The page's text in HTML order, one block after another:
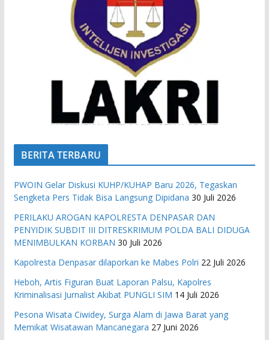
BERITA TERBARU
PWOIN Gelar Diskusi KUHP/KUHAP Baru 2026, Tegaskan
Sengketa Pers Tidak Bisa Langsung Dipidana 30 Juli 2026
PERILAKU AROGAN KAPOLRESTA DENPASAR DAN
PENYIDIK SUBDIT III DITRESKRIMUM POLDA BALI DIDUGA
MENIMBULKAN KORBAN 30 Juli 2026
Kapolresta Denpasar dilaporkan ke Mabes Polri 22 Juli 2026
Heboh, Artis Figuran Buat Laporan Palsu, Kapolres
Kriminalisasi Jurnalist Akibat PUNGLI SIM 14 Juli 2026
Pesona Wisata Ciwidey, Surga Alam di Jawa Barat yang
Memikat Wisatawan Mancanegara 27 Juni 2026